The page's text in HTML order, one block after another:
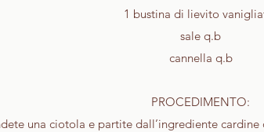
1 bustina di lievito
sale q.b
cannella q.b
PROCEDIMENTO:
una ciotola e partite dall’ingrediente